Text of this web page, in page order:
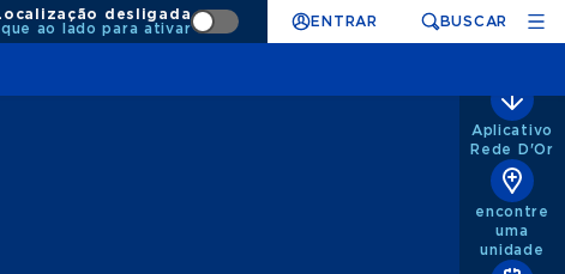
desligada
ao lado para ativar
ENTRAR BUSCAR
Aplicativo
Rede D'Or
encontre
uma
unidade